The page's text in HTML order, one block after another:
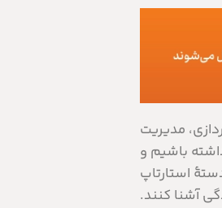
مدیریت
باشیم و
استارتاپ
آشنا کنند.